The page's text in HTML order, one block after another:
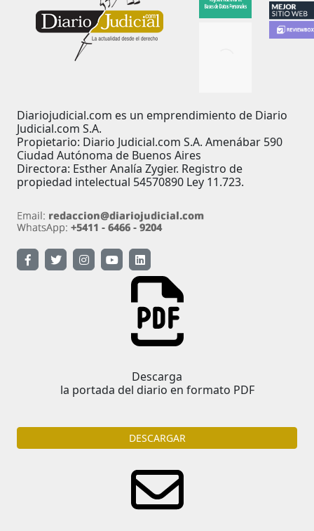
Diariojudicial.com es un emprendimiento de Diario
Judicial.com S.A.
Propietario: Diario Judicial.com S.A. Amenábar 590
Ciudad Autónoma de Buenos Aires
Directora: Esther Analía Zygier. Registro de
propiedad intelectual 54570890 Ley 11.723.
Descarga
la portada del diario en formato PDF
DESCARGAR